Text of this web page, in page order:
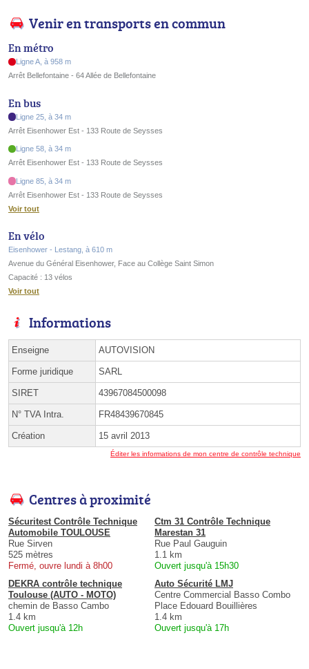
Venir en transports en commun
En métro
Ligne A, à 958 m
Arrêt Bellefontaine - 64 Allée de Bellefontaine
En bus
Ligne 25, à 34 m
Arrêt Eisenhower Est - 133 Route de Seysses
Ligne 58, à 34 m
Arrêt Eisenhower Est - 133 Route de Seysses
Ligne 85, à 34 m
Arrêt Eisenhower Est - 133 Route de Seysses
Voir tout
En vélo
Eisenhower - Lestang, à 610 m
Avenue du Général Eisenhower, Face au Collège Saint Simon
Capacité : 13 vélos
Voir tout
Informations
Enseigne AUTOVISION
Forme juridique SARL
SIRET 43967084500098
N° TVA Intra. FR48439670845
Création 15 avril 2013
Éditer les informations de mon centre de contrôle technique
Centres à proximité
Sécuritest Contrôle Technique
Automobile TOULOUSE
Rue Sirven
525 mètres
Fermé, ouvre lundi à 8h00
Ctm 31 Contrôle Technique
Marestan 31
Rue Paul Gauguin
1.1 km
Ouvert jusqu'à 15h30
DEKRA contrôle technique
Toulouse (AUTO - MOTO)
chemin de Basso Cambo
1.4 km
Ouvert jusqu'à 12h
Auto Sécurité LMJ
Centre Commercial Basso Combo
Place Edouard Bouillières
1.4 km
Ouvert jusqu'à 17h